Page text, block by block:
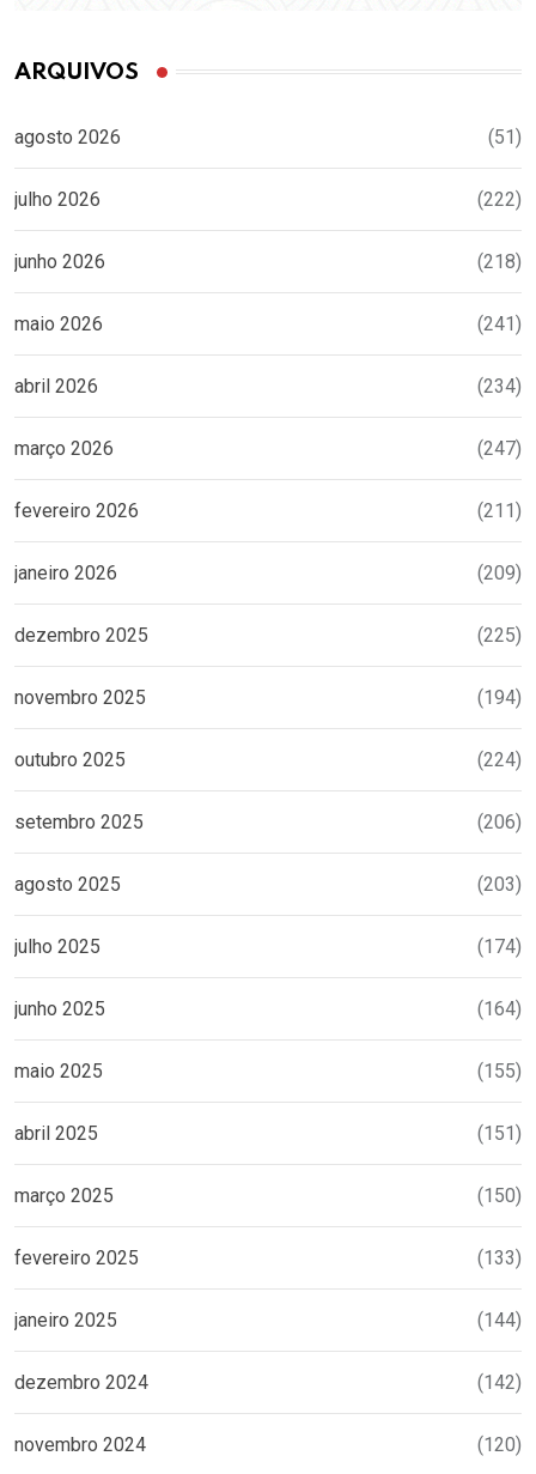
ARQUIVOS
agosto 2026 (51)
julho 2026 (222)
junho 2026 (218)
maio 2026 (241)
abril 2026 (234)
março 2026 (247)
fevereiro 2026 (211)
janeiro 2026 (209)
dezembro 2025 (225)
novembro 2025 (194)
outubro 2025 (224)
setembro 2025 (206)
agosto 2025 (203)
julho 2025 (174)
junho 2025 (164)
maio 2025 (155)
abril 2025 (151)
março 2025 (150)
fevereiro 2025 (133)
janeiro 2025 (144)
dezembro 2024 (142)
novembro 2024 (120)